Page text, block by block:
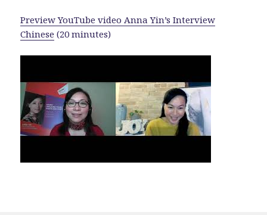
Preview YouTube video Anna Yin’s Interview
Chinese (20 minutes)